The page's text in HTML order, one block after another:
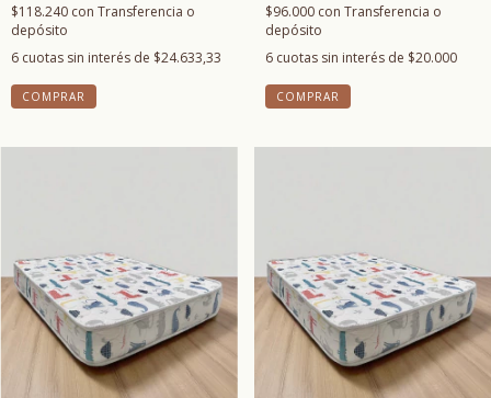
$118.240 con Transferencia o
depósito
6 cuotas sin interés de $24.633,33
COMPRAR
$96.000 con Transferencia o
depósito
6 cuotas sin interés de $20.000
COMPRAR